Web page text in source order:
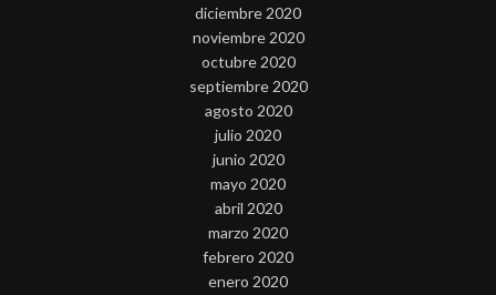
diciembre 2020
noviembre 2020
octubre 2020
septiembre 2020
agosto 2020
julio 2020
junio 2020
mayo 2020
abril 2020
marzo 2020
febrero 2020
enero 2020